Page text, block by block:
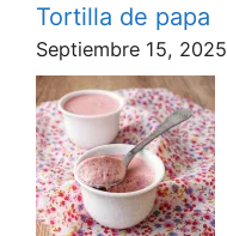
Tortilla de papa
Septiembre 15, 2025